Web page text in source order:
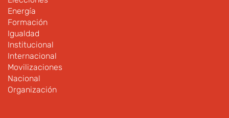
Energía
Formación
Igualdad
Institucional
Internacional
Movilizaciones
Nacional
Organización